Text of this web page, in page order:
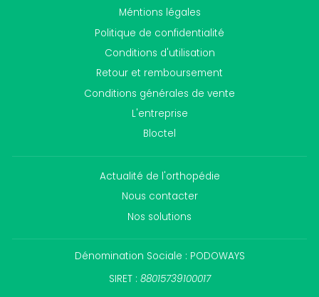
Méntions légales
Politique de confidentialité
Conditions d'utilisation
Retour et remboursement
Conditions générales de vente
L'entreprise
Bloctel
Actualité de l'orthopédie
Nous contacter
Nos solutions
Dénomination Sociale : PODOWAYS
SIRET : 88015739100017